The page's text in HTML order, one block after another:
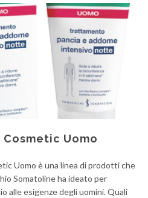
Uomo
Uomo è una linea di prodotti che
Somatoline ha ideato per
alle esigenze degli uomini. Quali